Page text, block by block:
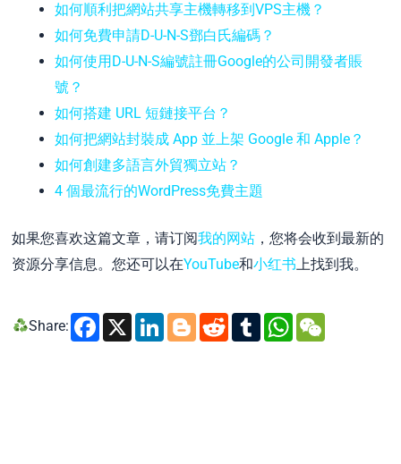
如何順利把網站共享主機轉移到VPS主機？
如何免費申請D-U-N-S鄧白氏編碼？
如何使用D-U-N-S編號註冊Google的公司開發者賬
號？
如何搭建 URL 短鏈接平台？
如何把網站封裝成 App 並上架 Google 和 Apple？
如何創建多語言外貿獨立站？
4 個最流行的WordPress免費主題
如果您喜欢这篇文章，请订阅我的网站 ，您将会收到最新的
资源分享信息。您还可以在YouTube和小红书上找到我。
Share: Facebook
X LinkedIn
Blogger
Reddit
Tumblr